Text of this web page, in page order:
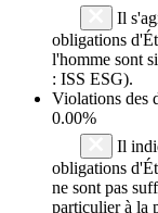
Il
obligations
l'homme sont
: ISS ESG).
Violations des
0.00%
Il
obligations
ne sont pas
particulier à la